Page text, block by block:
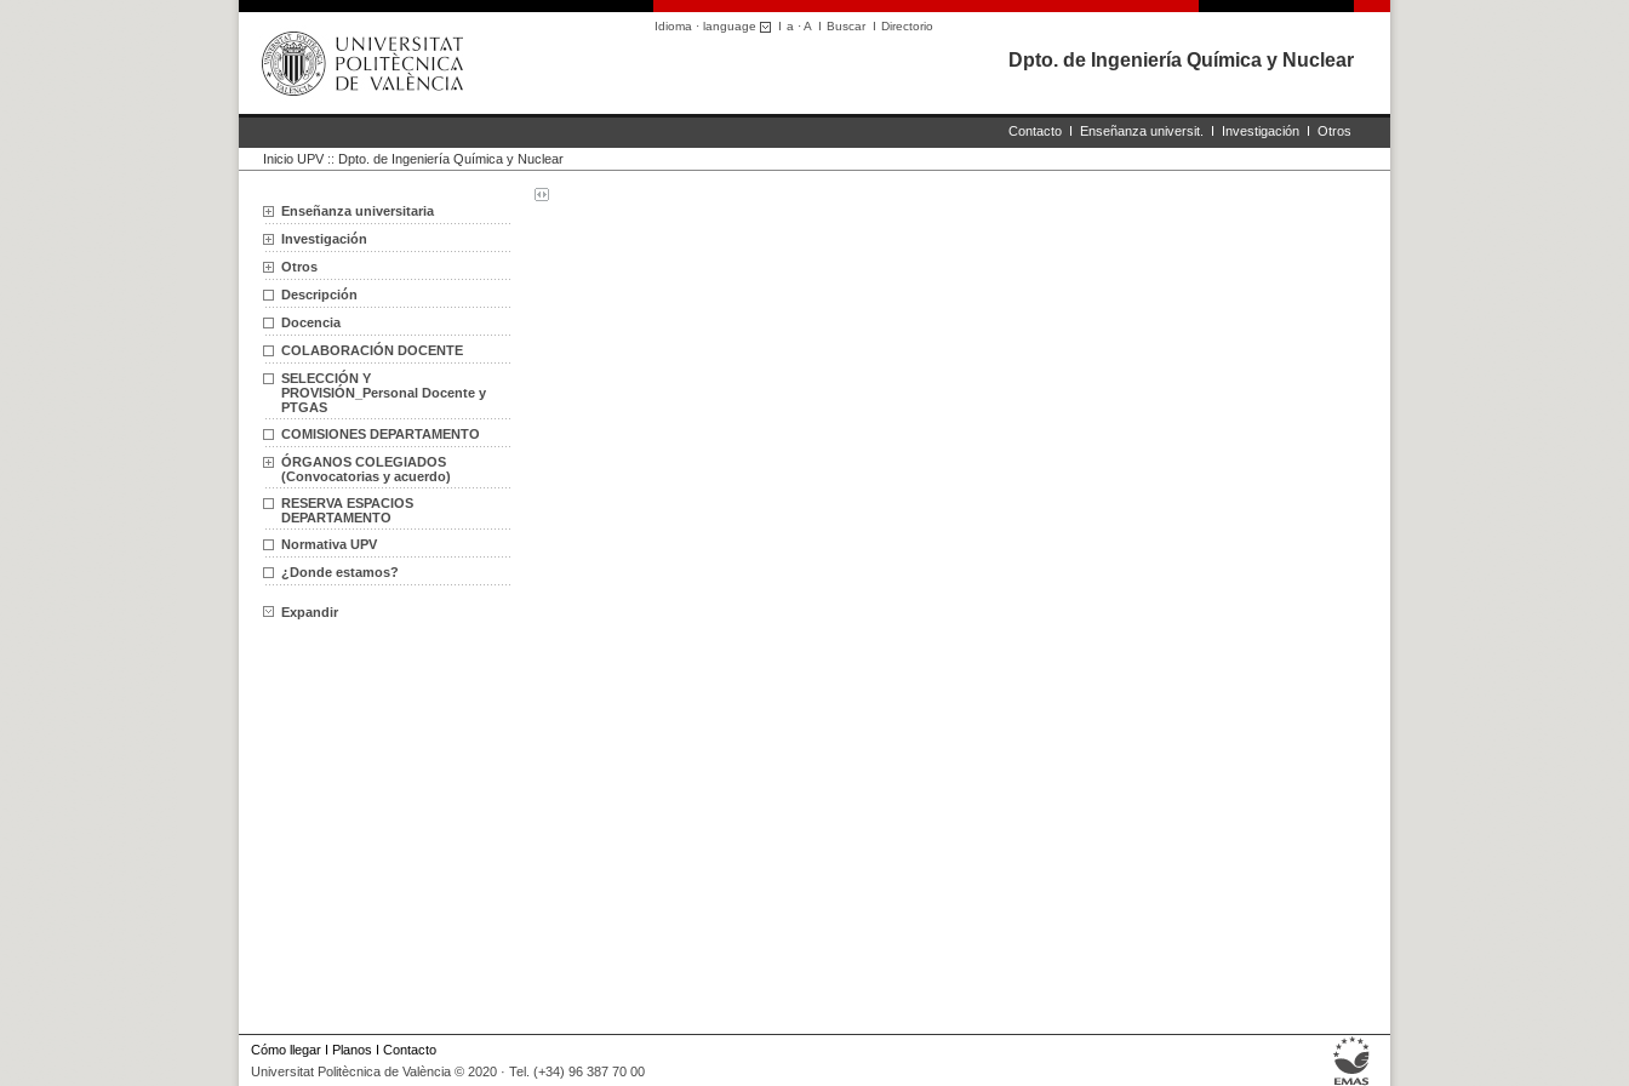
Idioma · language I a ·A I BuscarI Directorio
Dpto. de Ingeniería Química y Nuclear
Contacto I Enseñanza universit. I Investigación I Otros
Inicio UPV :: Dpto. de Ingeniería Química y Nuclear
Enseñanza universitaria
Investigación
Otros
Descripción
Docencia
COLABORACIÓN DOCENTE
SELECCIÓN Y
PROVISIÓN_Personal Docente y
PTGAS
COMISIONES DEPARTAMENTO
ÓRGANOS COLEGIADOS
(Convocatorias y acuerdo)
RESERVA ESPACIOS
DEPARTAMENTO
Normativa UPV
¿Donde estamos?
Expandir
Cómo llegar I Planos I Contacto
Universitat Politècnica de València © 2020 · Tel. (+34) 96 387 70 00